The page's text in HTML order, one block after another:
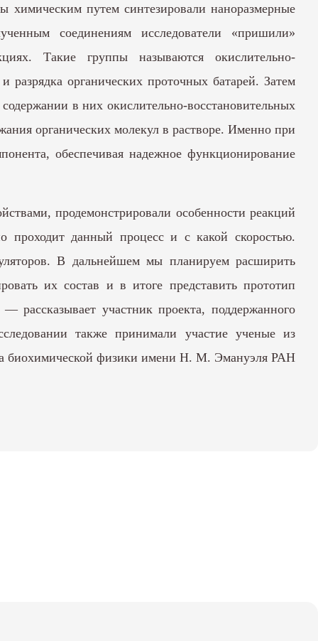
химическим путем синтезировали наноразмерные
соединениям исследователи «пришили»
Такие группы называются окислительно-
органических проточных батарей. Затем
в них окислительно-восстановительных
органических молекул в растворе. Именно при
обеспечивая надежное функционирование
продемонстрировали особенности реакций
проходит данный процесс и с какой скоростью.
В дальнейшем мы планируем расширить
их состав и в итоге представить прототип
рассказывает участник проекта, поддержанного
также принимали участие ученые из
биохимической физики имени Н. М. Эмануэля РАН